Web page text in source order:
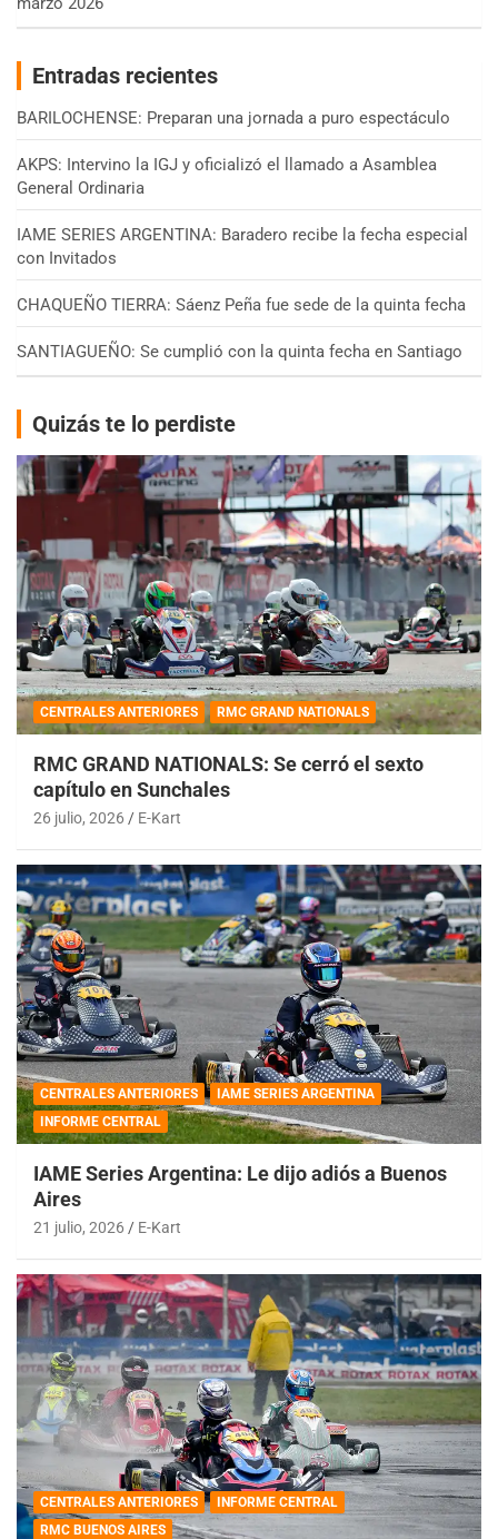
Entradas recientes
BARILOCHENSE: Preparan una jornada a puro espectáculo
AKPS: Intervino la IGJ y oficializó el llamado a Asamblea
General Ordinaria
IAME SERIES ARGENTINA: Baradero recibe la fecha especial
con Invitados
CHAQUEÑO TIERRA: Sáenz Peña fue sede de la quinta fecha
SANTIAGUEÑO: Se cumplió con la quinta fecha en Santiago
Quizás te lo perdiste
CENTRALES ANTERIORES RMC GRAND NATIONALS
RMC GRAND NATIONALS: Se cerró el sexto
capítulo en Sunchales
26 julio, 2026 E-Kart
CENTRALES ANTERIORES
IAME SERIES ARGENTINA
INFORME CENTRAL
IAME Series Argentina: Le dijo adiós a Buenos
Aires
21 julio, 2026 E-Kart
CENTRALES ANTERIORES
INFORME CENTRAL
RMC BUENOS AIRES